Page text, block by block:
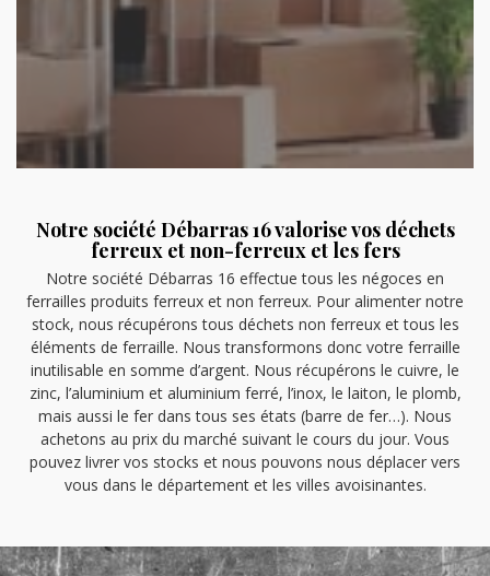
Notre société Débarras 16 valorise vos déchets
ferreux et non-ferreux et les fers
Notre société Débarras 16 effectue tous les négoces en
ferrailles produits ferreux et non ferreux. Pour alimenter notre
stock, nous récupérons tous déchets non ferreux et tous les
éléments de ferraille. Nous transformons donc votre ferraille
inutilisable en somme d’argent. Nous récupérons le cuivre, le
zinc, l’aluminium et aluminium ferré, l’inox, le laiton, le plomb,
mais aussi le fer dans tous ses états (barre de fer…). Nous
achetons au prix du marché suivant le cours du jour. Vous
pouvez livrer vos stocks et nous pouvons nous déplacer vers
vous dans le département et les villes avoisinantes.